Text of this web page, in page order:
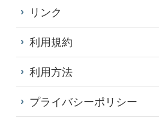
リンク
利用規約
利用方法
プライバシーポリシー